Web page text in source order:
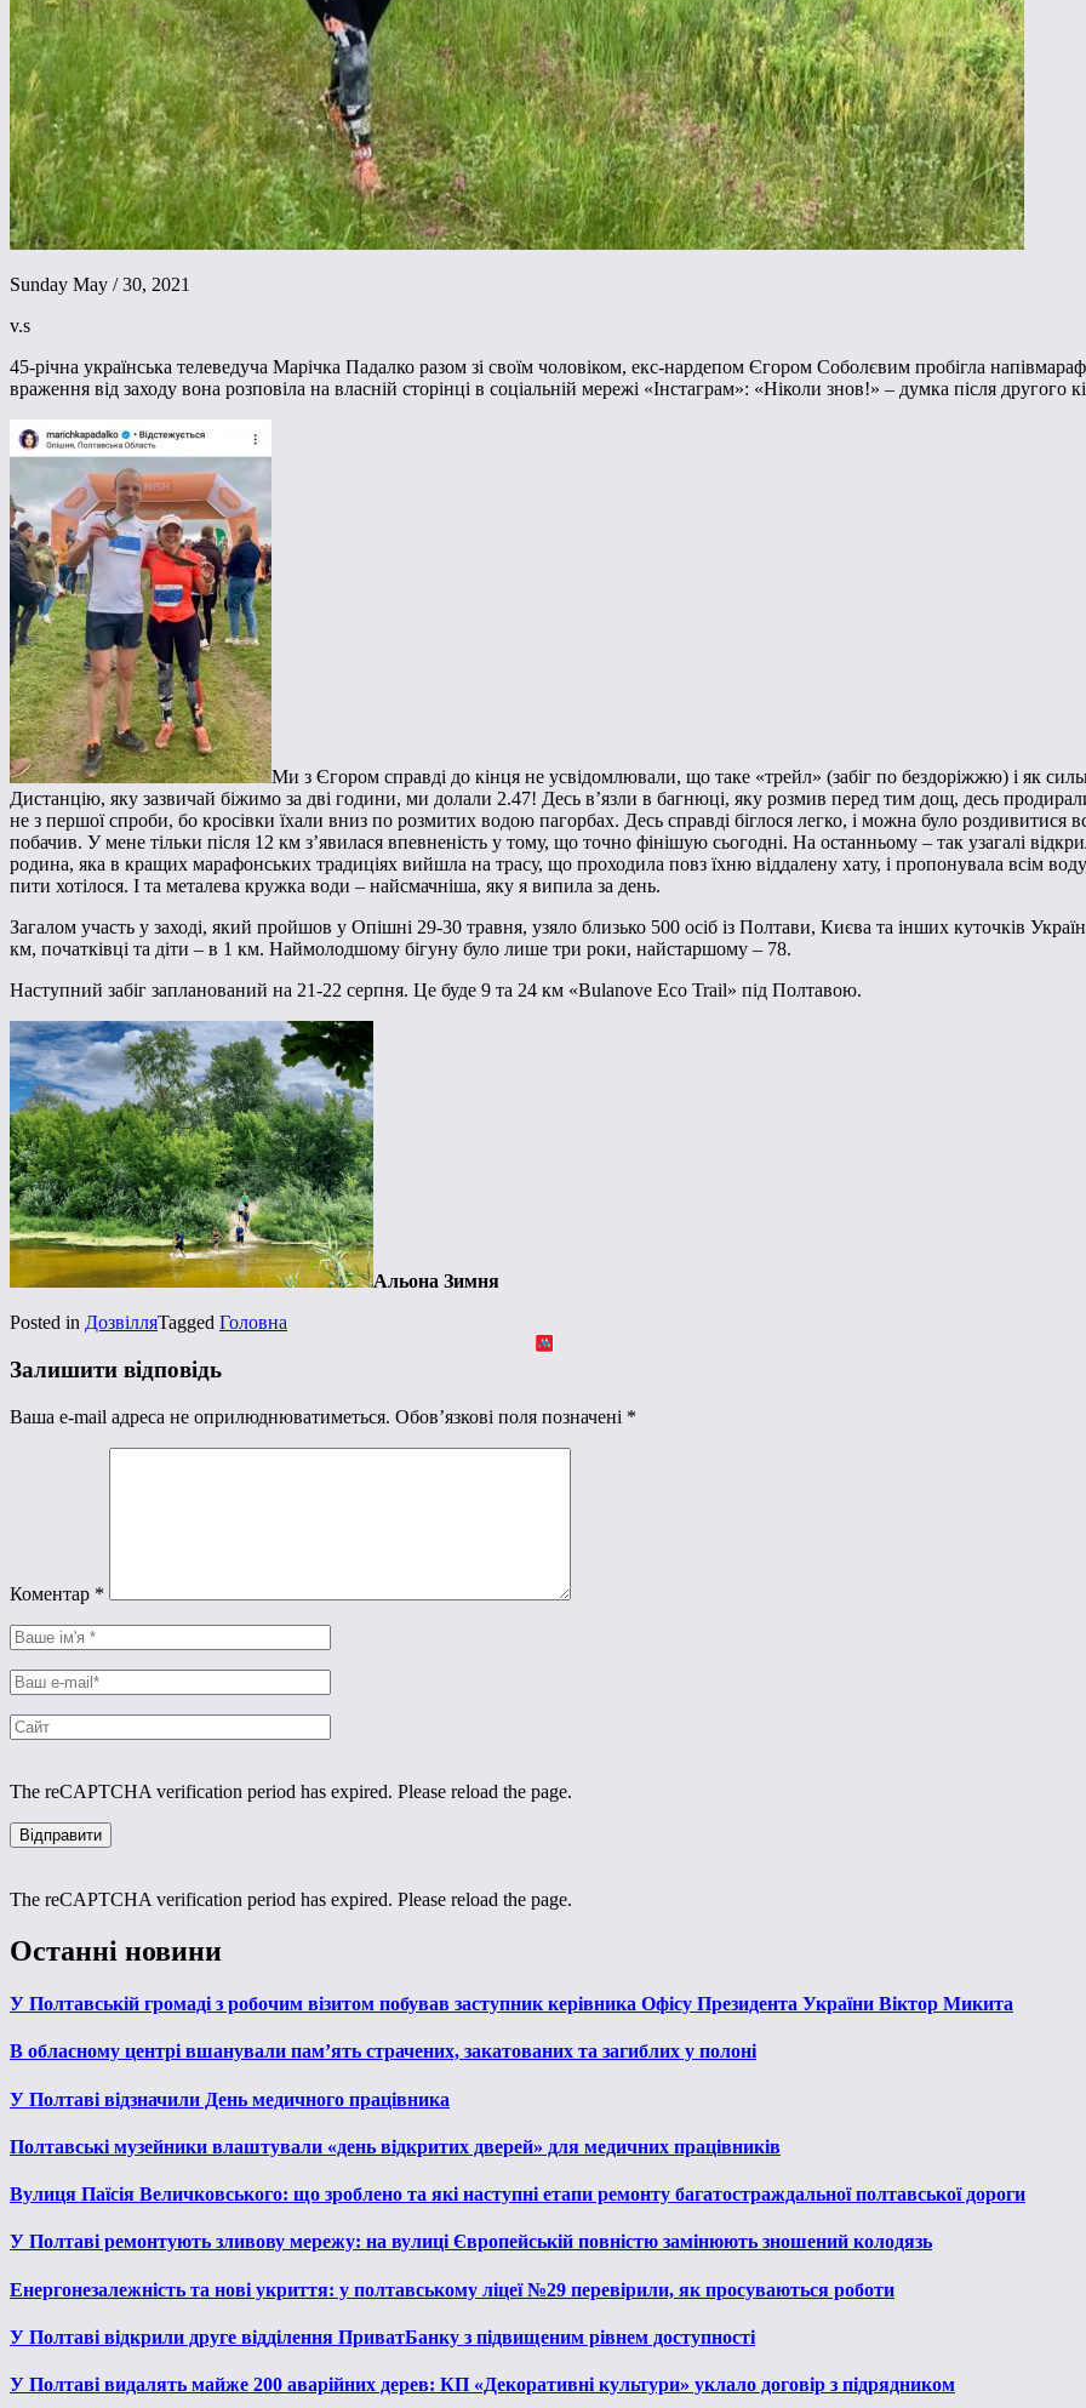
Sunday May / 30, 2021
v.s
45-річна українська телеведуча Марічка Падалко разом зі своїм чоловіком, екс-нардепом Єгором Соболєвим пробігла
враження від заходу вона розповіла на власній сторінці в соціальній мережі «Інстаграм»: «Ніколи знов!» – думка після другого
Ми з Єгором справді до кінця не усвідомлювали, що таке «трейл» (забіг по бездоріжжю) і як
Дистанцію, яку зазвичай біжимо за дві години, ми долали 2.47! Десь в’язли в багнюці, яку розмив перед тим дощ, десь
не з першої спроби, бо кросівки їхали вниз по розмитих водою пагорбах. Десь справді біглося легко, і можна було роздивитися
побачив. У мене тільки після 12 км з’явилася впевненість у тому, що точно фінішую сьогодні. На останньому – так узагалі
родина, яка в кращих марафонських традиціях вийшла на трасу, що проходила повз їхню віддалену хату, і пропонувала всім
пити хотілося. І та металева кружка води – найсмачніша, яку я випила за день.
Загалом участь у заході, який пройшов у Опішні 29-30 травня, узяло близько 500 осіб із Полтави, Києва та інших куточків
км, початківці та діти – в 1 км. Наймолодшому бігуну було лише три роки, найстаршому – 78.
Наступний забіг запланований на 21-22 серпня. Це буде 9 та 24 км «Bulanove Eco Trail» під Полтавою.
Альона Зимня
Posted in ДозвілляTagged Головна
Залишити відповідь
Ваша e-mail адреса не оприлюднюватиметься. Обов’язкові поля позначені *
Коментар *
The reCAPTCHA verification period has expired. Please reload the page.
The reCAPTCHA verification period has expired. Please reload the page.
Останні новини
У Полтавській громаді з робочим візитом побував заступник керівника Офісу Президента України Віктор Микита
В обласному центрі вшанували пам’ять страчених, закатованих та загиблих у полоні
У Полтаві відзначили День медичного працівника
Полтавські музейники влаштували «день відкритих дверей» для медичних працівників
Вулиця Паїсія Величковського: що зроблено та які наступні етапи ремонту багатостраждальної полтавської дороги
У Полтаві ремонтують зливову мережу: на вулиці Європейській повністю замінюють зношений колодязь
Енергонезалежність та нові укриття: у полтавському ліцеї №29 перевірили, як просуваються роботи
У Полтаві відкрили друге відділення ПриватБанку з підвищеним рівнем доступності
У Полтаві видалять майже 200 аварійних дерев: КП «Декоративні культури» уклало договір з підрядником